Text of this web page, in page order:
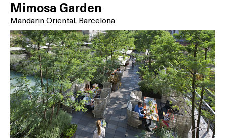
Què vols fer?
Mimosa Garden
Mandarin Oriental, Barcelona